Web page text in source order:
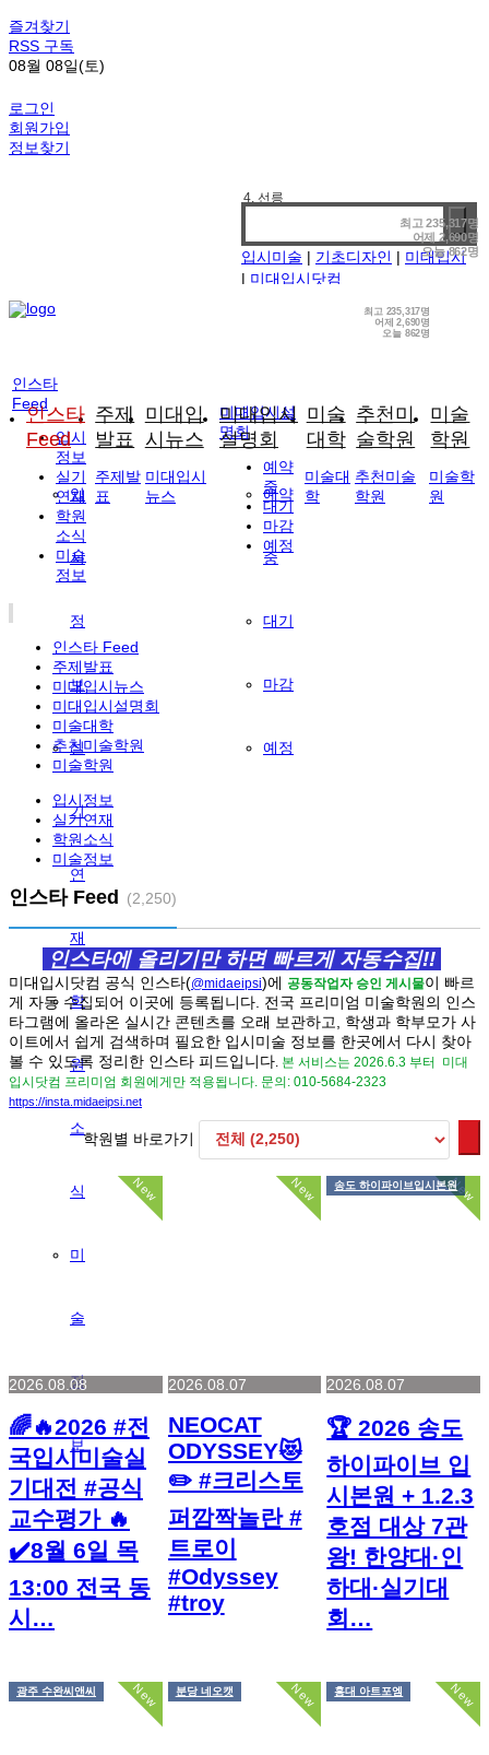
즐겨찾기
RSS 구독
08월 08일(토)
로그인
회원가입
정보찾기
최고235,317명
어제 2,690명
오늘862명
1. 기디
3. 강남
4. 선릉
입시미술 | 기초디자인 | 미대입시
| 미대입시닷컴
최고 235,317명
어제2,690명
오늘 862명
인스타
Feed
입
시
정
보
실
기
연
재
학
원
소
식
미
술
정
보
주제
발표
미대입
시뉴스
미대입시
설명회
예약
중
대기
마감
예정
미술
대학
추천미
술학원
미술
학원
인스타
Feed
입시
정보
실기
연재
학원
소식
미술
정보
주제발
표
미대입시
뉴스
미대입시설
명회
예약
중
대기
마감
예정
미술대
학
추천미술
학원
미술학
원
인스타 Feed
주제발표
미대입시뉴스
미대입시설명회
미술대학
추천미술학원
미술학원
입시정보
실기연재
학원소식
미술정보
인스타 Feed (2,250)
인스타에 올리기만 하면 빠르게 자동수집!!
미대입시닷컴 공식 인스타(@midaeipsi)에 공동작업자 승인 게시물이 빠르
게 자동 수집되어 이곳에 등록됩니다. 전국 프리미엄 미술학원의 인스
타그램에 올라온 실시간 콘텐츠를 오래 보관하고, 학생과 학부모가 사
이트에서 쉽게 검색하며 필요한 입시미술 정보를 한곳에서 다시 찾아
볼 수 있도록 정리한 인스타 피드입니다. 본 서비스는 2026.6.3 부터
미대
입시닷컴 프리미엄 회원에게만 적용됩니다. 문의: 010-5684-2323
https://insta.midaeipsi.net
학원별 바로가기
New
2026.08.08
🌈🔥2026 #전
국입시미술실
기대전 #공식
교수평가 🔥
✔️8월 6일 목
13:00 전국 동
시…
New
2026.08.07
NEOCAT
ODYSSEY😻
✏️ #크리스토
퍼깜짝놀란 #
트로이
#Odyssey
#troy
New
송도 하이파이브입시본원
2026.08.07
🏆 2026 송도
하이파이브 입
시본원 + 1.2.3
호점 대상 7관
왕! 한양대·인
하대·실기대
회…
New
광주 수완씨앤씨 New
분당 네오캣 New
홍대 아트포엠